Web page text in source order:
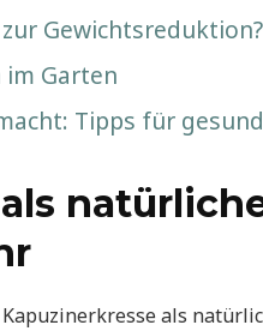
Garten
Tipps für
als